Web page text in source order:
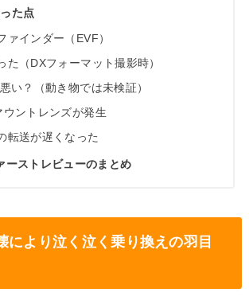
た点
ァインダー（EVF）
た（DXフォーマット撮影時）
い？（動き物では未検証）
ウントレンズが発生
転送が遅くなった
ストレビューのまとめ
により泣く泣く乗り換えの羽目